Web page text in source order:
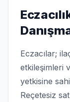
Eczacılar;
etkileşimleri
yetkisine
Reçetesiz